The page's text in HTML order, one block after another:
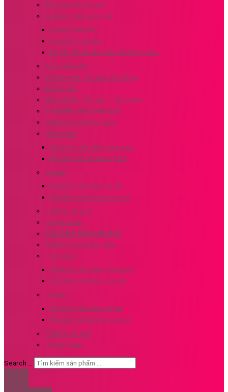
Bồn cầu, bệt vệ sinh
Lavabo – Bồn rửa mặt
Lavabo đặt bàn
Combo tủ lavabo
Bộ bàn đá lavabo, bàn đá đặt lavabo
Vòi rửa lavabo
Vòi hoa sen, Vòi sen tắm đứng
Gương soi
Máng khăn – kệ góc – Vòi toilet
THƯƠNG HIỆU NỔI BẬT
Thiết bị & phụ kiện Bếp
–Eurogold
Chậu vòi rửa chén Eurogold
Phụ kiện tủ bếp Eurogold
–Aroki
Chậu vòi rửa chén Aroki
Phụ kiện tủ bếp Inox Aroki
Thiết bị vệ sinh
–Royal Sanp
THƯƠNG HIỆU NỔI BẬT
Thiết bị & phụ kiện Bếp
–Eurogold
Chậu vòi rửa chén Eurogold
Phụ kiện tủ bếp Eurogold
–Aroki
Chậu vòi rửa chén Aroki
Phụ kiện tủ bếp Inox Aroki
Thiết bị vệ sinh
–Royal Sanp
Search ...